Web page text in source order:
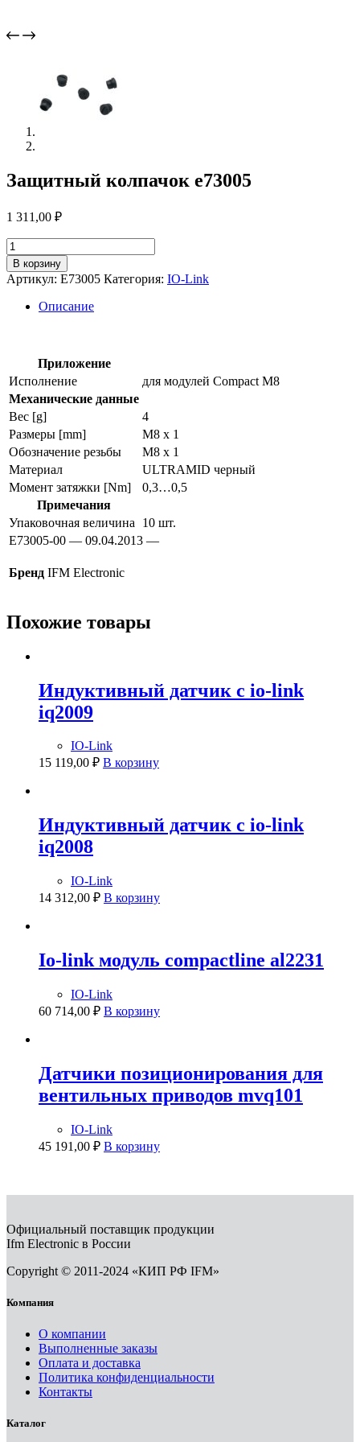
Защитный колпачок e73005
1 311,00 ₽
Количество
товара
Защитный
колпачок
e73005
В корзину
Артикул: E73005 Категория: IO-Link
Описание
Приложение
Исполнение
для модулей Compact M8
Механические данные
Вес [g]
4
Размеры [mm]
M8 x 1
Обозначение резьбы
M8 x 1
Материал
ULTRAMID черный
Момент затяжки [Nm]
0,3…0,5
Примечания
Упаковочная величина
10 шт.
E73005-00 — 09.04.2013 —
Бренд IFM Electronic
Похожие товары
Индуктивный датчик с io-link
iq2009
IO-Link
15 119,00 ₽ В корзину
Индуктивный датчик с io-link
iq2008
IO-Link
14 312,00 ₽ В корзину
Io-link модуль compactline al2231
IO-Link
60 714,00 ₽ В корзину
Датчики позиционирования для
вентильных приводов mvq101
IO-Link
45 191,00 ₽ В корзину
Официальный поставщик продукции
Ifm Electronic в России
Copyright © 2011-2024 «КИП РФ IFM»
Компания
О компании
Выполненные заказы
Оплата и доставка
Политика конфиденциальности
Контакты
Каталог